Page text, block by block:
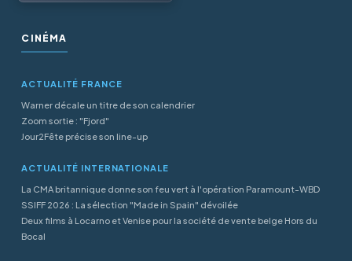
CINÉMA
ACTUALITÉ FRANCE
Warner décale un titre de son calendrier
Zoom sortie : "Fjord"
Jour2Fête précise son line-up
ACTUALITÉ INTERNATIONALE
La CMA britannique donne son feu vert à l'opération Paramount-WBD
SSIFF 2026 : La sélection "Made in Spain" dévoilée
Deux films à Locarno et Venise pour la société de vente belge Hors du
Bocal